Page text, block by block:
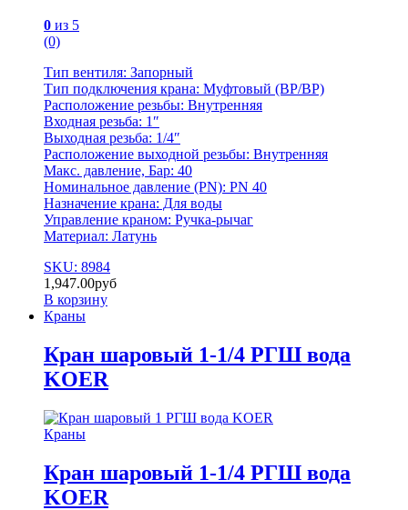
0 из 5
(0)
Тип вентиля: Запорный
Тип подключения крана: Муфтовый (BР/ВР)
Расположение резьбы: Внутренняя
Входная резьба: 1″
Выходная резьба: 1/4″
Расположение выходной резьбы: Внутренняя
Макс. давление, Бар: 40
Номинальное давление (PN): PN 40
Назначение крана: Для воды
Управление краном: Ручка-рычаг
Материал: Латунь
SKU: 8984
1,947.00руб
В корзину
Краны
Кран шаровый 1-1/4 РГШ вода
KOER
Краны
Кран шаровый 1-1/4 РГШ вода
KOER